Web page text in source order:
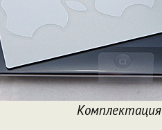
Комплектация